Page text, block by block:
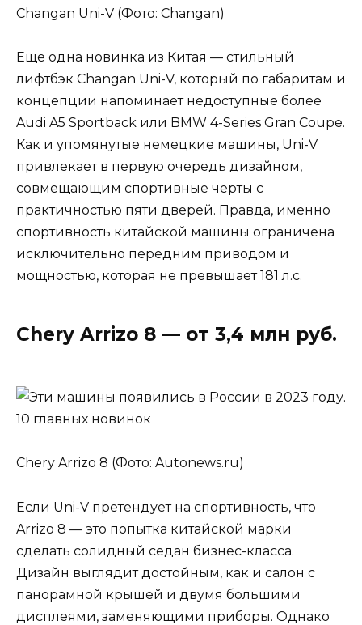
Changan Uni-V (Фото: Changan)
Еще одна новинка из Китая — стильный
лифтбэк Changan Uni-V, который по габаритам и
концепции напоминает недоступные более
Audi A5 Sportback или BMW 4-Series Gran Coupe.
Как и упомянутые немецкие машины, Uni-V
привлекает в первую очередь дизайном,
совмещающим спортивные черты с
практичностью пяти дверей. Правда, именно
спортивность китайской машины ограничена
исключительно передним приводом и
мощностью, которая не превышает 181 л.с.
Chery Arrizo 8 — от 3,4 млн руб.
Chery Arrizo 8 (Фото: Autonews.ru)
Если Uni-V претендует на спортивность, что
Arrizo 8 — это попытка китайской марки
сделать солидный седан бизнес-класса.
Дизайн выглядит достойным, как и салон с
панорамной крышей и двумя большими
дисплеями, заменяющими приборы. Однако